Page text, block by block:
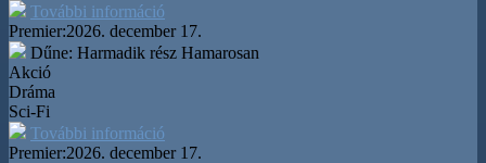
További információ
Premier:2026. december 17.
Dűne: Harmadik rész Hamarosan
Akció
Dráma
Sci-Fi
További információ
Premier:2026. december 17.